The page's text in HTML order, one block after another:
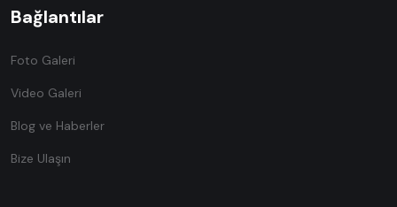
Bağlantılar
Foto Galeri
Video Galeri
Blog ve Haberler
Bize Ulaşın